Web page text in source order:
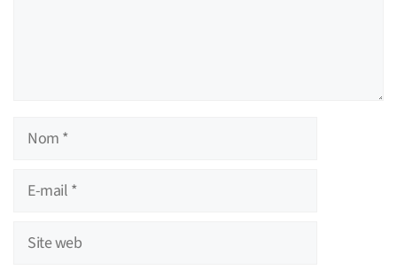
Nom
Site
web